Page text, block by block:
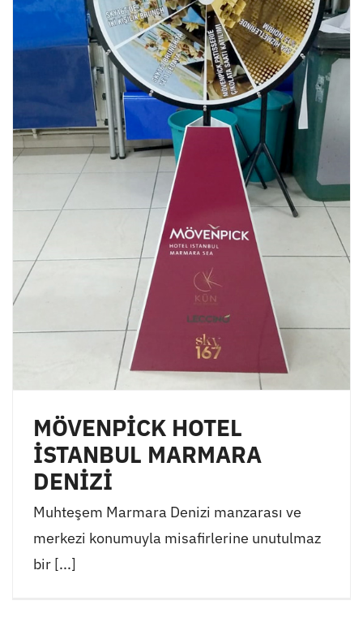
MÖVENPİCK HOTEL
İSTANBUL MARMARA
DENİZİ
Muhteşem Marmara Denizi manzarası ve
merkezi konumuyla misafirlerine unutulmaz
bir [...]